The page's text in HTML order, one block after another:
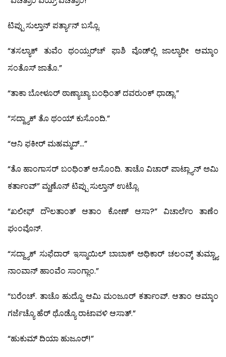
ಟಿಪ್ಪು ಸುಲ್ತಾನ್ ಪರ್ತ್ಯಾನ್ ಬಸ್ಲೊ.
“ತಸಲ್ಯಾಕ್ ತುವೆಂ ಥಂಯ್ಸರ್‌ಚ್ ಫಾಶಿ ವೊಡ್‍ಲ್ಲಿ ಜಾಲ್ಯಾರೀ ಆಮ್ಕಾಂ
ಸಂತೊಸ್ ಜಾತೊ.”
“ತಾಕಾ ಬೋಳೂರ್ ಠಾಣ್ಯಾಚ್ಯಾ ಬಂಧಿಂತ್ ದವರುಂಕ್ ಧಾಡ್ಲಾ.”
“ಸದ್ದ್ಯಾಕ್ ತೊ ಥಂಯ್ ಕುಸೊಂದಿ.”
“ಆನಿ ಫಕೀರ್ ಮಹಮ್ಮದ್…”
“ತೊ ಹಾಂಗಾಸರ್ ಬಂಧಿಂತ್ ಆಸೊಂದಿ. ತಾಚೊ ವಿಚಾರ್ ಪಾಟ್ಲ್ಯಾನ್ ಅಮಿ
ಕರ್ತಾಂವ್” ಮ್ಹಣೊನ್ ಟಿಪ್ಪು ಸುಲ್ತಾನ್ ಉಟ್ಲೊ.
“ಖಲೀಫ್ ದೌಲತಾಂತ್ ಆತಾಂ ಕೋಣ್ ಆಸಾ?” ವಿಚಾರ್ಲೆಂ ತಾಣೆಂ
ಘುಂವೊನ್.
“ಸದ್ದ್ಯಾಕ್ ಸುಫೆದಾರ್ ಇಸ್ಮಾಯಿಲ್ ಬಾಬಾಕ್ ಅಧಿಕಾರ್ ಚಲಂವ್ಕ್ ತುಮ್ಚ್ಯಾ
ನಾಂವಾನ್ ಹಾಂವೆಂ ಸಾಂಗ್ಲಾಂ.”
“ಬರೆಂಚ್. ತಾಚೊ ಹುದ್ದೊ ಆಮಿ ಮಂಜೂರ್ ಕರ್ತಾಂವ್. ಆತಾಂ ಆಮ್ಕಾಂ
ಗರ್ಜೆಚ್ಯೊ ಹೆರ್ ಥೊಡ್ಯೊ ರಾಟಾವಳಿ ಆಸಾತ್.”
“ಹುಕುಮ್ ದಿಯಾ ಹುಜೂರ್!”